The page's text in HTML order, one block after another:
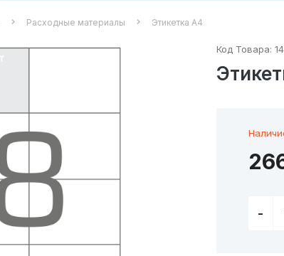
Расходные материалы Этикетка А4
Код Товара:
-